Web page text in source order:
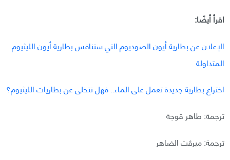
اقرأ أيضًا:
الإعلان عن بطارية أيون الصوديوم التي ستنافس بطارية أيون الليثيوم
المتداولة
اختراع بطارية جديدة تعمل على الماء.. فهل نتخلى عن بطاريات الليثيوم؟
ترجمة: طاهر قوجة
ترجمة: ميرڤت الضاهر